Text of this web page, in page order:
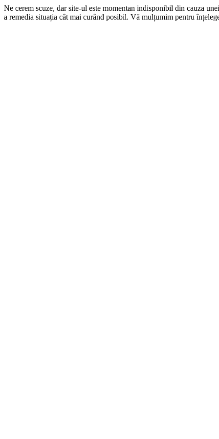
Ne cerem scuze, dar site-ul este momentan indisponibil din cauza
a remedia situația cât mai curând posibil. Vă mulțumim pentru